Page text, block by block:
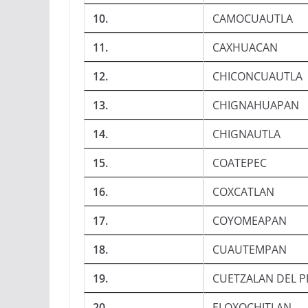
10.
CAMOCUAUTLA
11.
CAXHUACAN
12.
CHICONCUAUTLA
13.
CHIGNAHUAPAN
14.
CHIGNAUTLA
15.
COATEPEC
16.
COXCATLAN
17.
COYOMEAPAN
18.
CUAUTEMPAN
19.
CUETZALAN DEL